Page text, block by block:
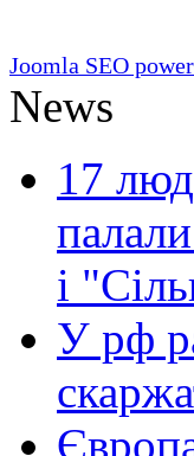
Joomla SEO
News
17
і
У рф